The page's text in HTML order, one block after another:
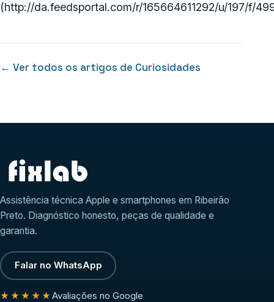
(http://da.feedsportal.com/r/165664611292/u/197/f/
← Ver todos os artigos de Curiosidades
Assistência técnica Apple e smartphones em Ribeirão
Preto. Diagnóstico honesto, peças de qualidade e
garantia.
Falar no WhatsApp
★★★★★Avaliações no Google